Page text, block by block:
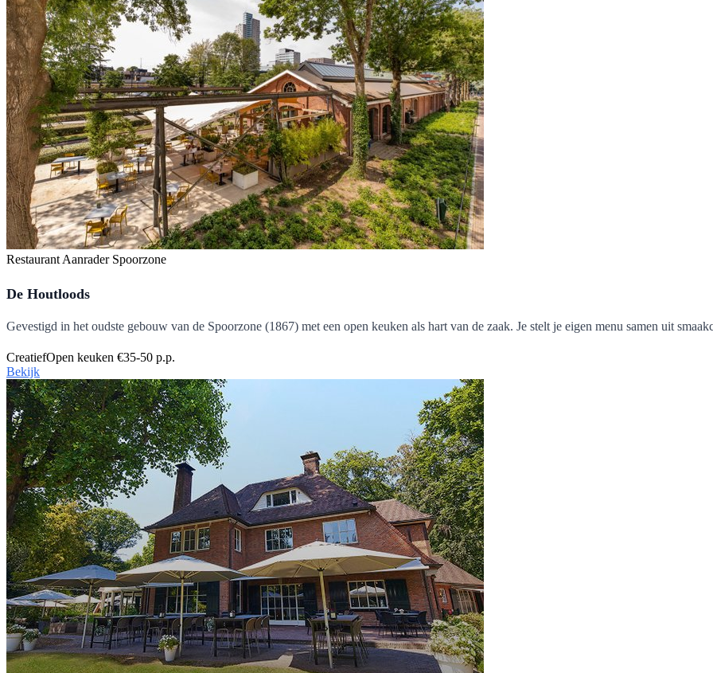
Restaurant Aanrader Spoorzone
De Houtloods
Gevestigd in het oudste gebouw van de Spoorzone (1867) met een open keuken als hart van de zaak. Je stelt je eigen menu samen uit
CreatiefOpen keuken €35-50 p.p.
Bekijk